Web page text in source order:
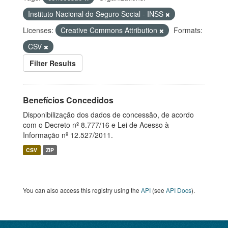
Instituto Nacional do Seguro Social - INSS
Licenses:
Creative Commons Attribution
Formats:
CSV
Filter Results
Benefícios Concedidos
Disponibilização dos dados de concessão, de acordo
com o Decreto nº 8.777/16 e Lei de Acesso à
Informação nº 12.527/2011.
CSV ZIP
You can also access this registry using the API (see API Docs).